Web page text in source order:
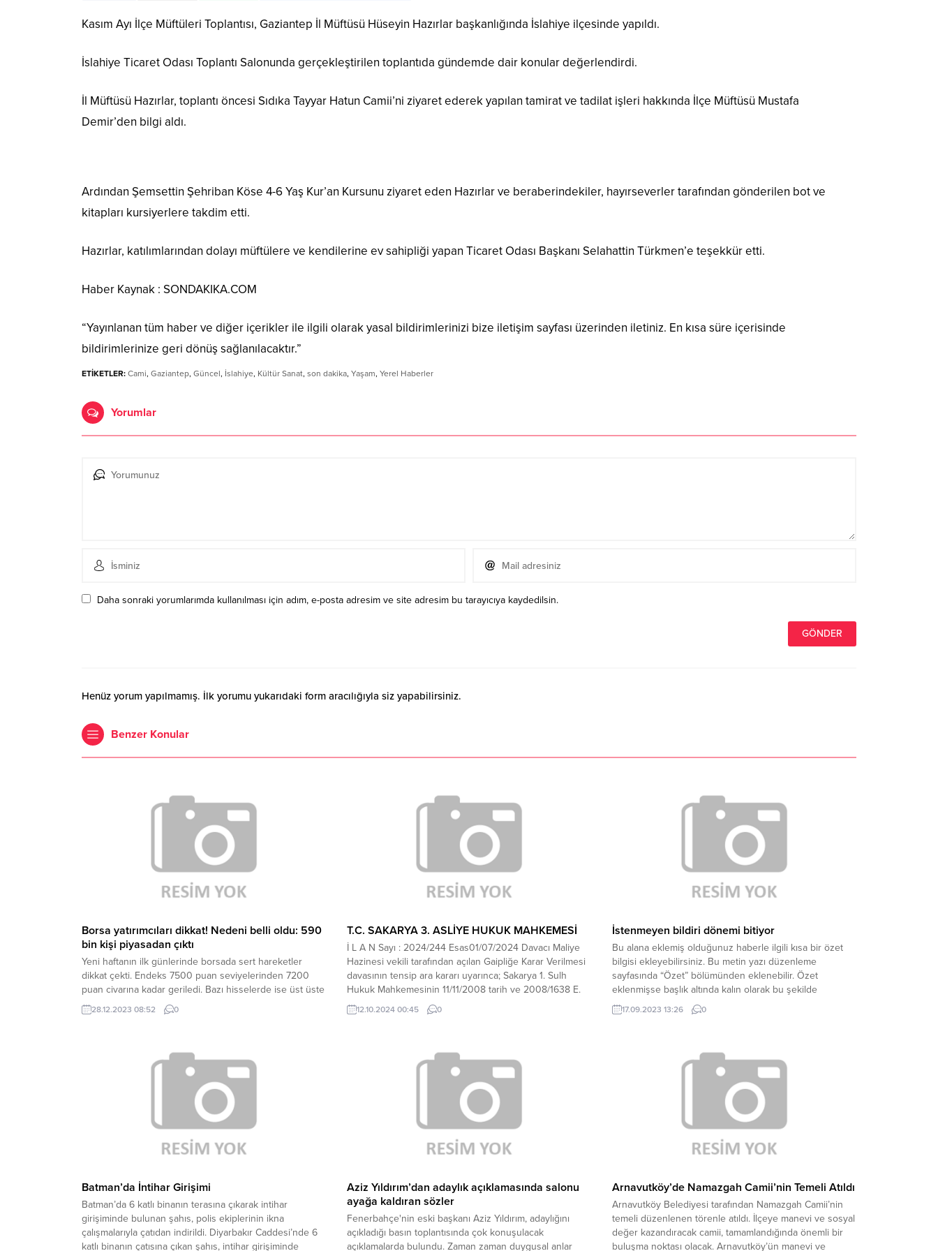
Kasım Ayı İlçe Müftüleri Toplantısı, Gaziantep İl Müftüsü Hüseyin Hazırlar başkanlığında İslahiye ilçesinde yapıldı.
İslahiye Ticaret Odası Toplantı Salonunda gerçekleştirilen toplantıda gündemde dair konular değerlendirdi.
İl Müftüsü Hazırlar, toplantı öncesi Sıdıka Tayyar Hatun Camii’ni ziyaret ederek yapılan tamirat ve tadilat işleri hakkında İlçe Müftüsü Mustafa
Demir’den bilgi aldı.
Ardından Şemsettin Şehriban Köse 4-6 Yaş Kur’an Kursunu ziyaret eden Hazırlar ve beraberindekiler, hayırseverler tarafından gönderilen bot ve
kitapları kursiyerlere takdim etti.
Hazırlar, katılımlarından dolayı müftülere ve kendilerine ev sahipliği yapan Ticaret Odası Başkanı Selahattin Türkmen’e teşekkür etti.
Haber Kaynak : SONDAKIKA.COM
“Yayınlanan tüm haber ve diğer içerikler ile ilgili olarak yasal bildirimlerinizi bize iletişim sayfası üzerinden iletiniz. En kısa süre içerisinde
bildirimlerinize geri dönüş sağlanılacaktır.”
ETİKETLER: Cami, Gaziantep, Güncel, İslahiye, Kültür Sanat, son dakika, Yaşam, Yerel Haberler
Yorumlar
Daha sonraki yorumlarımda kullanılması için adım, e-posta adresim ve site adresim bu tarayıcıya kaydedilsin.
Henüz yorum yapılmamış. İlk yorumu yukarıdaki form aracılığıyla siz yapabilirsiniz.
Benzer Konular
Borsa yatırımcıları dikkat! Nedeni belli oldu: 590
bin kişi piyasadan çıktı
Yeni haftanın ilk günlerinde borsada sert hareketler
dikkat çekti. Endeks 7500 puan seviyelerinden 7200
puan civarına kadar geriledi. Bazı hisselerde ise üst üste
kayıp görülüyor. Yeni halka arz edilmiş hisselerde
düşüşler dikkat çekti. Merkezi Kayıt Kuruluşu (MKK)
28.12.2023 08:52 0
T.C. SAKARYA 3. ASLİYE HUKUK MAHKEMESİ
İ L A N Sayı : 2024/244 Esas01/07/2024 Davacı Maliye
Hazinesi vekili tarafından açılan Gaipliğe Karar Verilmesi
davasının tensip ara kararı uyarınca; Sakarya 1. Sulh
Hukuk Mahkemesinin 11/11/2008 tarih ve 2008/1638 E.
2008/1765 K. sayılı kararı ile Sakarya ili Adapazarı ilçesi
Tepekum mahallesinde kain 154 ada 779 parsel sırasında
12.10.2024 00:45 0
İstenmeyen bildiri dönemi bitiyor
Bu alana eklemiş olduğunuz haberle ilgili kısa bir özet
bilgisi ekleyebilirsiniz. Bu metin yazı düzenleme
sayfasında “Özet” bölümünden eklenebilir. Özet
eklenmişse başlık altında kalın olarak bu şekilde
gösterilir, eklenmemişse bu alan boş kalır.
17.09.2023 13:26 0
Batman’da İntihar Girişimi
Batman’da 6 katlı binanın terasına çıkarak intihar
girişiminde bulunan şahıs, polis ekiplerinin ikna
çalışmalarıyla çatıdan indirildi. Diyarbakır Caddesi’nde 6
katlı binanın çatısına çıkan şahıs, intihar girişiminde
Aziz Yıldırım’dan adaylık açıklamasında salonu
ayağa kaldıran sözler
Fenerbahçe'nin eski başkanı Aziz Yıldırım, adaylığını
açıkladığı basın toplantısında çok konuşulacak
açıklamalarda bulundu. Zaman zaman duygusal anlar
Arnavutköy’de Namazgah Camii’nin Temeli Atıldı
Arnavutköy Belediyesi tarafından Namazgah Camii’nin
temeli düzenlenen törenle atıldı. İlçeye manevi ve sosyal
değer kazandıracak camii, tamamlandığında önemli bir
buluşma noktası olacak. Arnavutköy’ün manevi ve